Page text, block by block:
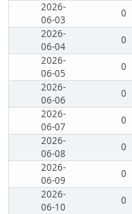
2026-
06-03
0
2026-
06-04
0
2026-
06-05
0
2026-
06-06
0
2026-
06-07
0
2026-
06-08
0
2026-
06-09
0
2026-
06-10
0